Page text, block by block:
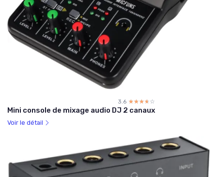
3.6 ☆☆☆☆☆
★★★★★
Mini console de mixage audio DJ 2 canaux
Voir le détail